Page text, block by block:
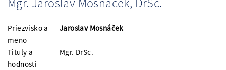
Mgr. Jaroslav Mosnáček, DrSc.
Priezvisko a
meno
Jaroslav Mosnáček
Tituly a
hodnosti
Mgr. DrSc.